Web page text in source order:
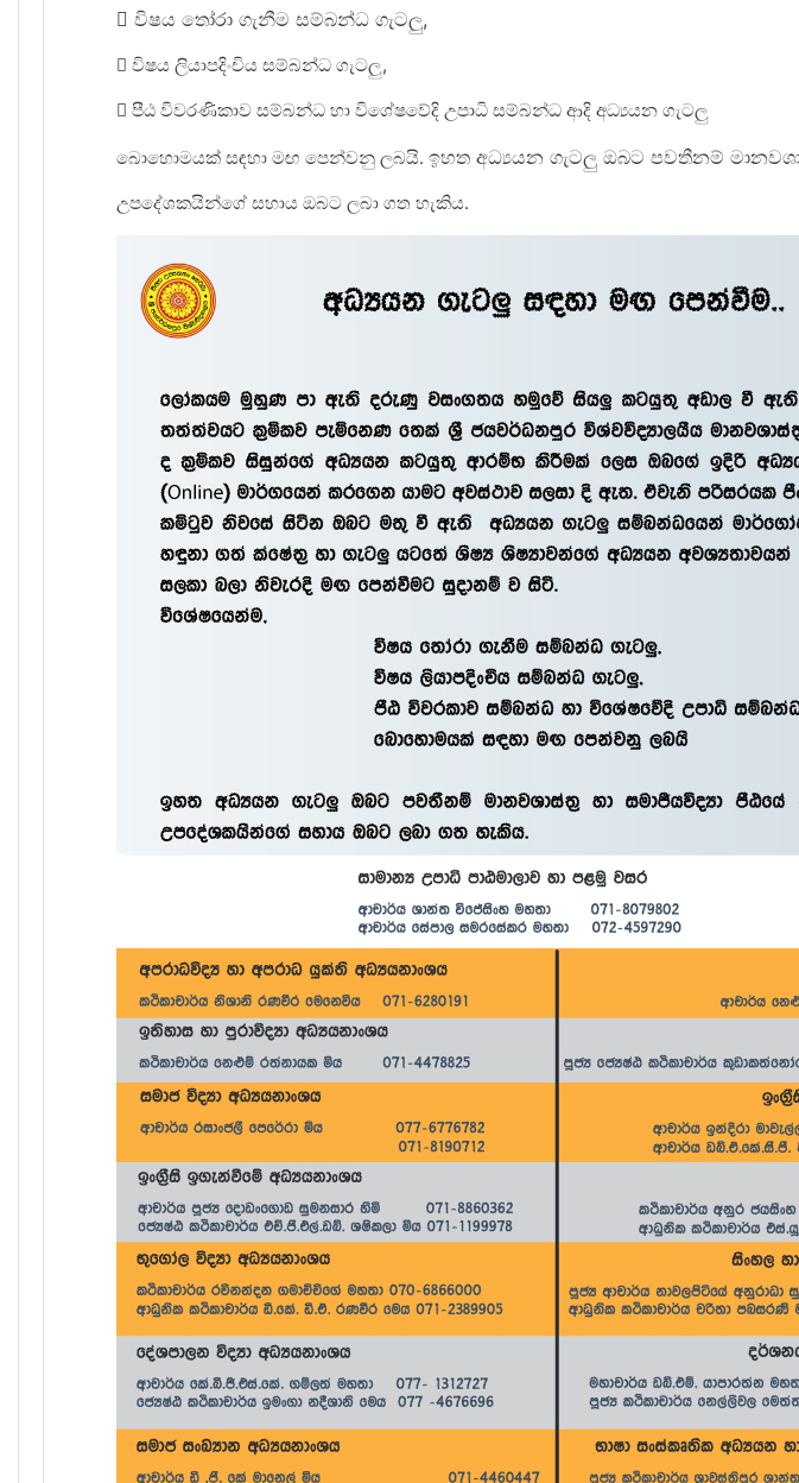
 විෂය තෝරා ගැනීම සම්බන්ධ ගැටලු,
 විෂය ලියාපදිංචිය සම්බන්ධ ගැටලු,
 පීඨ විවරණිකාව සම්බන්ධ හා විශේෂවේදි උපාධි සම්බන්ධ ආදි අධ්‍යයන ගැටලු
බොහොමයක් සඳහා මඟ පෙන්වනු ලබයි. ඉහත අධ්‍යයන ගැටලු ඔබට පවතීනම්
උපදේශකයින්ගේ සහාය ඔබට ලබා ගත හැකිය.